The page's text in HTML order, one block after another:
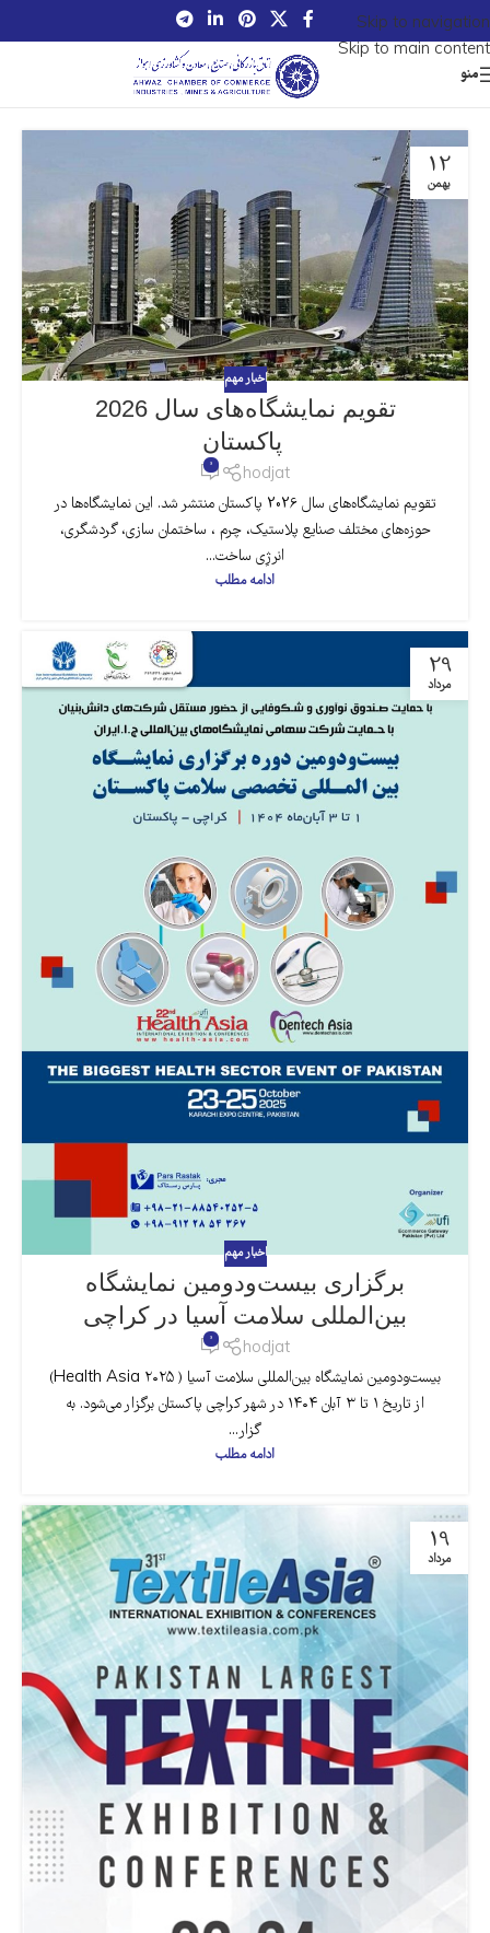
Skip to navigation
Skip to main content
منو
12
بهمن
اخبار مهم
تقویم نمایشگاه‌های سال 2026
پاکستان
hodjat
0
تقویم نمایشگاه‌های سال 2026 پاکستان منتشر شد. این نمایشگاه‌ها در
حوزه‌های مختلف صنایع پلاستیک، چرم ، ساختمان سازی، گردشگری،
انرژِی ساخت...
ادامه مطلب
29
مرداد
اخبار مهم
برگزاری بیست‌ودومین نمایشگاه
بین‌المللی سلامت آسیا در کراچی
hodjat
0
بیست‌ودومین نمایشگاه بین‌المللی سلامت آسیا ( Health Asia ۲۰۲۵)
از تاریخ ۱ تا ۳ آبان ۱۴۰۴ در شهر کراچی پاکستان برگزار می‌شود. به
گزار...
ادامه مطلب
19
مرداد